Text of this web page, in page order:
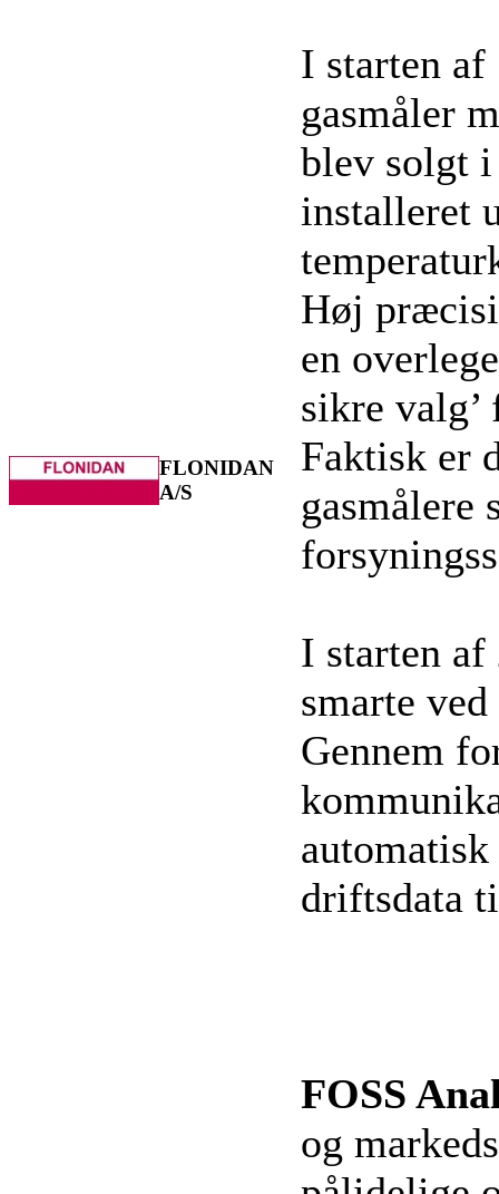
FLONIDAN
A/S
I starten af
gasmåler
blev solgt i
installeret
Høj
en
sikre valg’
Faktisk er
gasmålere
I starten af
smarte
Gennem
driftsdata
FOSS
og